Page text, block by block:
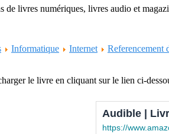
de livres numériques, livres audio et
Informatique Internet
Referencement
le livre en cliquant sur le lien ci-
Audible |
https://